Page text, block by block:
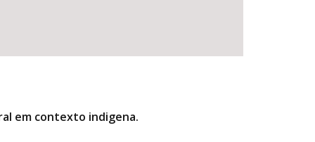
em contexto indigena.